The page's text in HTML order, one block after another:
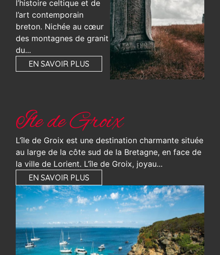
l’histoire celtique et de
l’art contemporain
breton. Nichée au cœur
des montagnes de granit
du...
EN SAVOIR PLUS
Ile de Groix
L’île de Groix est une destination charmante située
au large de la côte sud de la Bretagne, en face de
la ville de Lorient. L’île de Groix, joyau...
EN SAVOIR PLUS